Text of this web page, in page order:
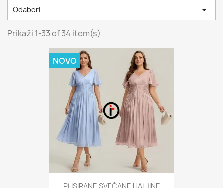
Odaberi 
Prikaži 1-33 of 34 item(s)
PLISIRANE SVEČANE HALJINE
NOVO